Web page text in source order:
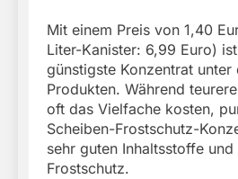
Mit einem Preis von 1,40
Liter-Kanister: 6,99 Euro)
günstigste Konzentrat unter
Produkten. Während
oft das Vielfache kosten,
Scheiben-Frostschutz-
sehr guten Inhaltsstoffe
Frostschutz.